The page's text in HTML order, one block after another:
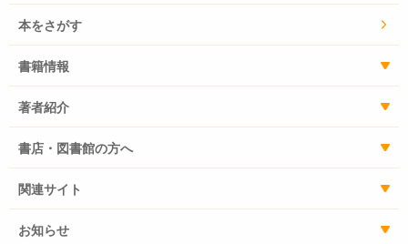
本をさがす
書籍情報
著者紹介
書店・図書館の方へ
関連サイト
お知らせ